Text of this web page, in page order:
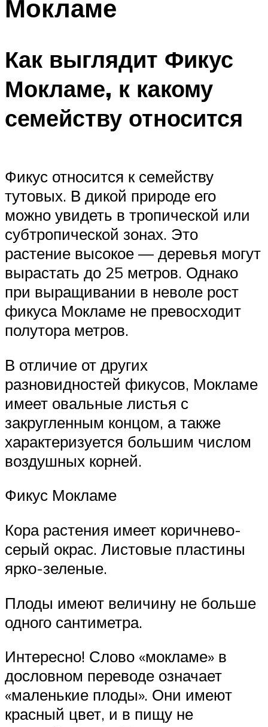
Мокламе
Как выглядит Фикус
Мокламе, к какому
семейству относится
Фикус относится к семейству
тутовых. В дикой природе его
можно увидеть в тропической или
субтропической зонах. Это
растение высокое — деревья могут
вырастать до 25 метров. Однако
при выращивании в неволе рост
фикуса Мокламе не превосходит
полутора метров.
В отличие от других
разновидностей фикусов, Мокламе
имеет овальные листья с
закругленным концом, а также
характеризуется большим числом
воздушных корней.
Фикус Мокламе
Кора растения имеет коричнево-
серый окрас. Листовые пластины
ярко-зеленые.
Плоды имеют величину не больше
одного сантиметра.
Интересно! Слово «мокламе» в
дословном переводе означает
«маленькие плоды». Они имеют
красный цвет, и в пищу не